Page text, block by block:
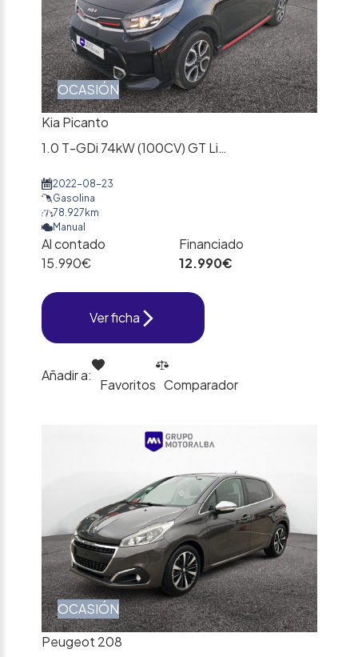
OCASIÓN
Kia Picanto
1.0 T-GDi 74kW (100CV) GT Line
2022-08-23
Gasolina
78.927km
Manual
Al contado
15.990€
Financiado
12.990€
Ver ficha
Añadir a:
Favoritos Comparador
OCASIÓN
Peugeot 208